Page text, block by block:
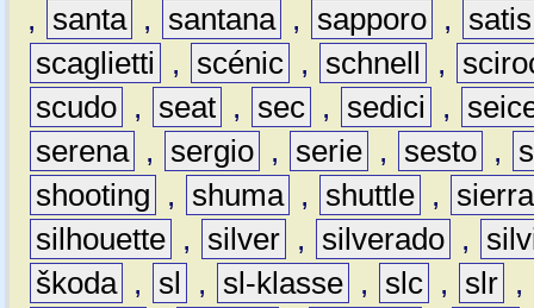
,
santa , santana , sapporo ,
satis
scaglietti
, scénic , schnell ,
scudo , seat , sec , sedici ,
serena , sergio , serie , sesto ,
shooting
, shuma , shuttle ,
sierra
silhouette , silver , silverado ,
škoda , sl , sl-klasse , slc , slr ,